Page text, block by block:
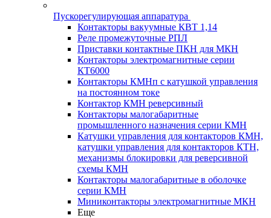
Пускорегулирующая аппаратура
Контакторы вакуумные КВТ 1,14
Реле промежуточные РПЛ
Приставки контактные ПКН для МКН
Контакторы электромагнитные серии
КТ6000
Контакторы КМНп с катушкой управления
на постоянном токе
Контактор КМН реверсивный
Контакторы малогабаритные
промышленного назначения серии КМН
Катушки управления для контакторов КМН,
катушки управления для контакторов КТН,
механизмы блокировки для реверсивной
схемы КМН
Контакторы малогабаритные в оболочке
серии КМН
Миниконтакторы электромагнитные МКН
Еще